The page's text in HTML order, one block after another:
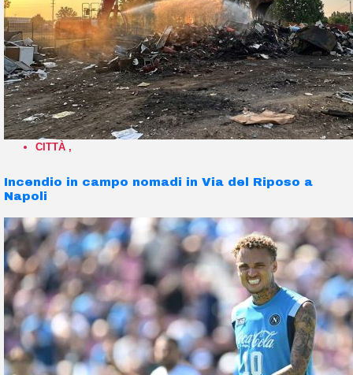
CITTÀ ,
Incendio in campo nomadi in Via del Riposo a
Napoli